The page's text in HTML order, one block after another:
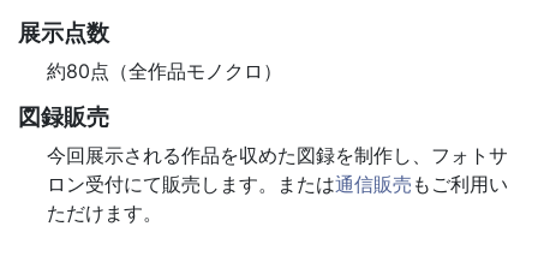
展示点数
約80点（全作品モノクロ）
図録販売
今回展示される作品を収めた図録を制作し、フォトサ
ロン受付にて販売します。または通信販売 もご利用い
ただけます。